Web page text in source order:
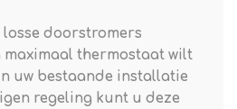
losse doorstromers
thermostaat wilt
uw bestaande installatie
regeling kunt u deze